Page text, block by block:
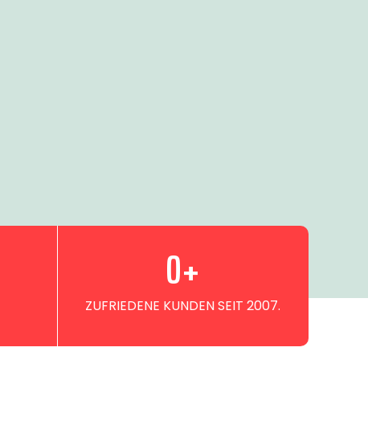
ZUFRIEDENE KUNDEN SEIT 2007.
0+